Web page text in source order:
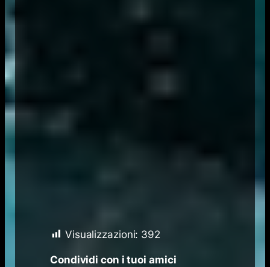
Visualizzazioni: 392
Condividi con i tuoi amici